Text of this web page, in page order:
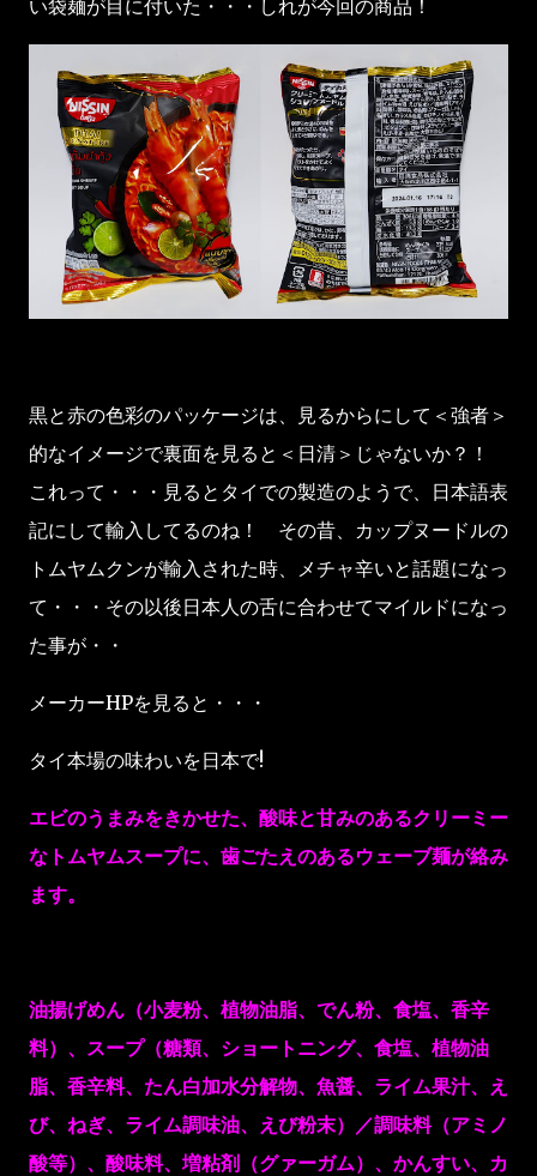
い袋麺が目に付いた・・・しれが今回の商品！
黒と赤の色彩のパッケージは、見るからにして＜強者＞
的なイメージで裏面を見ると＜日清＞じゃないか？！
これって・・・見るとタイでの製造のようで、日本語表
記にして輸入してるのね！ その昔、カップヌードルの
トムヤムクンが輸入された時、メチャ辛いと話題になっ
て・・・その以後日本人の舌に合わせてマイルドになっ
た事が・・
メーカーHPを見ると・・・
タイ本場の味わいを日本で!
エビのうまみをきかせた、酸味と甘みのあるクリーミー
なトムヤムスープに、歯ごたえのあるウェーブ麺が絡み
ます。
油揚げめん（小麦粉、植物油脂、でん粉、食塩、香辛
料）、スープ（糖類、ショートニング、食塩、植物油
脂、香辛料、たん白加水分解物、魚醤、ライム果汁、え
び、ねぎ、ライム調味油、えび粉末）／調味料（アミノ
酸等）、酸味料、増粘剤（グァーガム）、かんすい、カ